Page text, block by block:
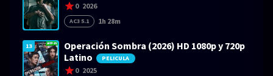
0 2026
AC3 5.1 1h 28m
13
Operación Sombra (2026) HD 1080p y 720p
Latino
PELICULA
0 2025